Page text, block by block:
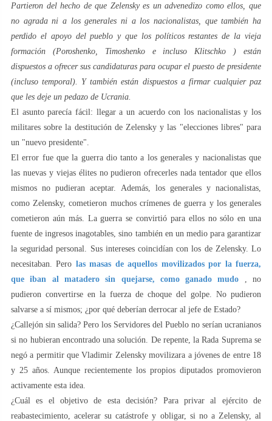
Partieron del hecho de que Zelensky es un advenedizo como ellos, que
no agrada ni a los generales ni a los nacionalistas, que también ha
perdido el apoyo del pueblo y que los políticos restantes de la vieja
formación (Poroshenko, Timoshenko e incluso Klitschko ) están
dispuestos a ofrecer sus candidaturas para ocupar el puesto de presidente
(incluso temporal). Y también están dispuestos a firmar cualquier paz
que les deje un pedazo de Ucrania.
El asunto parecía fácil: llegar a un acuerdo con los nacionalistas y los
militares sobre la destitución de Zelensky y las "elecciones libres" para
un "nuevo presidente".
El error fue que la guerra dio tanto a los generales y nacionalistas que
las nuevas y viejas élites no pudieron ofrecerles nada tentador que ellos
mismos no pudieran aceptar. Además, los generales y nacionalistas,
como Zelensky, cometieron muchos crímenes de guerra y los generales
cometieron aún más. La guerra se convirtió para ellos no sólo en una
fuente de ingresos inagotables, sino también en un medio para garantizar
la seguridad personal. Sus intereses coincidían con los de Zelensky. Lo
necesitaban. Pero las masas de aquellos movilizados por la fuerza,
que iban al matadero sin quejarse, como ganado mudo , no
pudieron convertirse en la fuerza de choque del golpe. No pudieron
salvarse a sí mismos; ¿por qué deberían derrocar al jefe de Estado?
¿Callejón sin salida? Pero los Servidores del Pueblo no serían ucranianos
si no hubieran encontrado una solución. De repente, la Rada Suprema se
negó a permitir que Vladimir Zelensky movilizara a jóvenes de entre 18
y 25 años. Aunque recientemente los propios diputados promovieron
activamente esta idea.
¿Cuál es el objetivo de esta decisión? Para privar al ejército de
reabastecimiento, acelerar su catástrofe y obligar, si no a Zelensky, al